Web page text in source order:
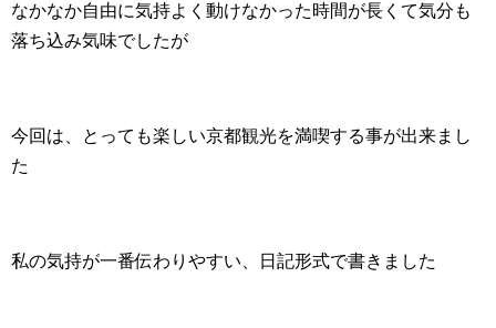
なかなか自由に気持よく動けなかった時間が長くて気分も
落ち込み気味でしたが
今回は、とっても楽しい京都観光を満喫する事が出来まし
た
私の気持が一番伝わりやすい、日記形式で書きました